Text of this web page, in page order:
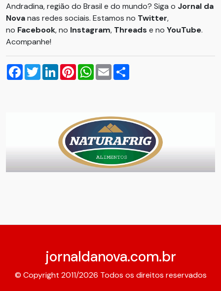
Andradina, região do Brasil e do mundo? Siga o Jornal da
Novanas redes sociais. Estamos no Twitter,
no Facebook, no Instagram, Threads e no YouTube.
Acompanhe!
Facebook
TwitterLinkedInPinterestWhatsApp
Email
jornaldanova.com.br
© Copyright 2011/2026 Todos os direitos reservados